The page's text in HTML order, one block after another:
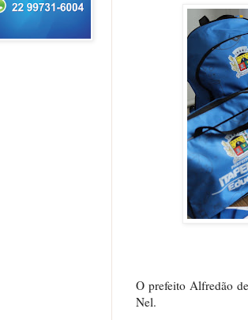
O prefeito Alfredão
Nel.